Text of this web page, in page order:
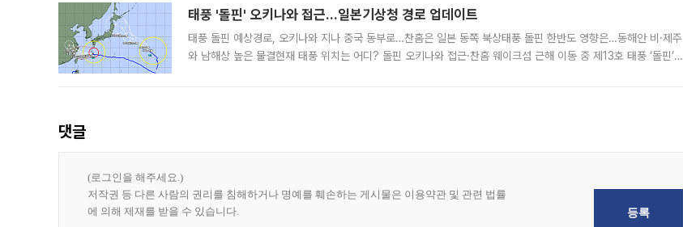
태풍 '돌핀' 오키나와 접근…일본기상청 경로 업데이트
태풍 돌핀 예상경로, 오키나와 지나 중국 동부로…찬홈은 일본 동쪽 북상태풍 돌핀 한반도 영향은…동해안 비·제주
와 남해상 높은 물결현재 태풍 위치는 어디? 돌핀 오키나와 접근·찬홈 웨이크섬 근해 이동 중 제13호 태풍 ‘돌핀’이
댓글